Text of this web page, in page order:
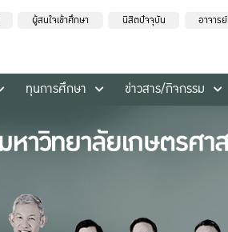
ผู้สนใจเข้าศึกษา นิสิตปัจจุบัน อาจารย์
ทุนการศึกษา ข่าวสาร/กิจกรรม